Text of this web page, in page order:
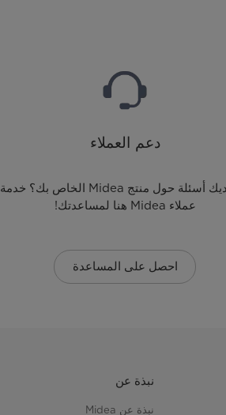
دعم العملاء
هل لديك أسئلة حول منتج Midea الخاص بك؟ خدمة
عملاء Midea هنا لمساعدتك!
احصل على المساعدة
نبذة عن
نبذة عن Midea